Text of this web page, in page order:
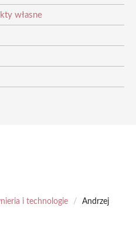
własne
i technologie /
Andrzej